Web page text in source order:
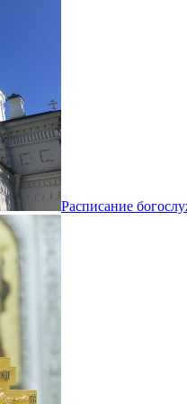
Расписание